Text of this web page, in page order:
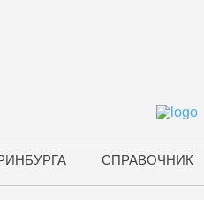
СПРАВОЧНИК